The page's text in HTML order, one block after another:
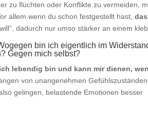
zu flüchten oder Konflikte zu vermeiden,
allem wenn du schon festgestellt hast,
dadurch nur umso stärker an einem
bin ich eigentlich im
Gegen mich selbst?
lebendig bin und kann mir dienen,
von unangenehmen Gefühlszuständen
gelingen, belastende Emotionen besser